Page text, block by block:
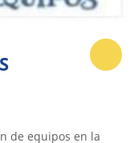
de equipos en la